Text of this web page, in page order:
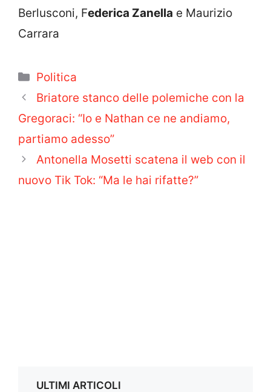
Berlusconi, Federica Zanella e Maurizio
Carrara
Categorie
Politica
Briatore stanco delle polemiche con la
Gregoraci: “Io e Nathan ce ne andiamo,
partiamo adesso”
Antonella Mosetti scatena il web con il
nuovo Tik Tok: “Ma le hai rifatte?”
ULTIMI ARTICOLI